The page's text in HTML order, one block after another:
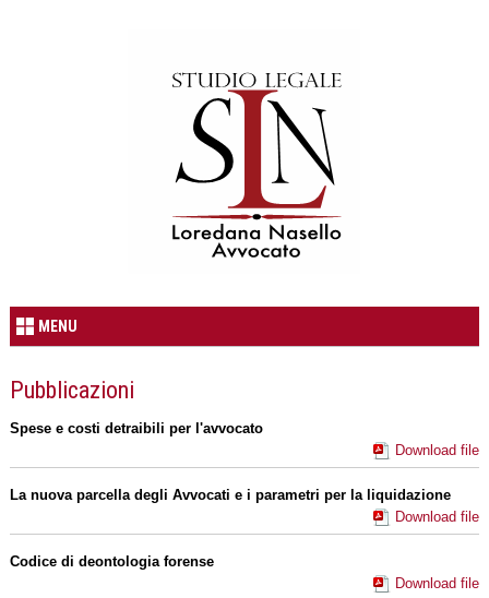
MENU
Pubblicazioni
Spese e costi detraibili per l'avvocato
Download file
La nuova parcella degli Avvocati e i parametri per la liquidazione
Download file
Codice di deontologia forense
Download file